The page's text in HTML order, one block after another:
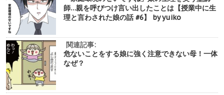
師…親を呼びつけ言い出したことは【授業中に生
理と言わされた娘の話 #6】 by yuiko
関連記事:
危ないことをする娘に強く注意できない母！一体
なぜ？